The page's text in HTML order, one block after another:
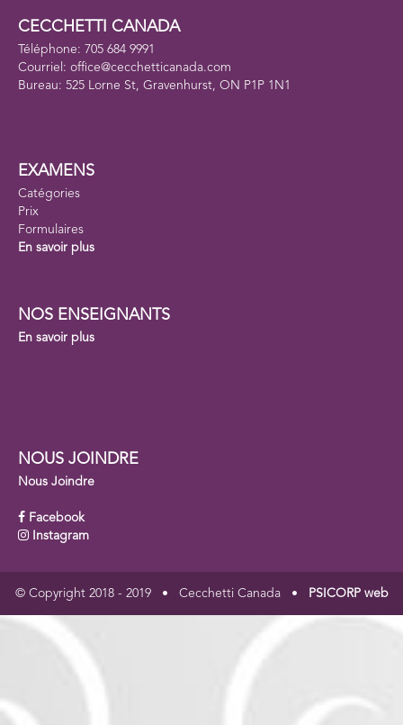
CECCHETTI CANADA
Téléphone: 705 684 9991
Courriel: office@cecchetticanada.com
Bureau: 525 Lorne St, Gravenhurst, ON P1P 1N1
EXAMENS
Catégories
Prix
Formulaires
En savoir plus
NOS ENSEIGNANTS
En savoir plus
NOUS JOINDRE
Nous Joindre
Facebook
Instagram
© Copyright 2018 - 2019 • Cecchetti Canada • PSICORP web